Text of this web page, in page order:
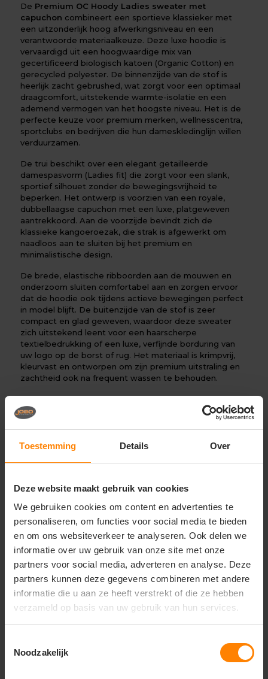
Toestemming Details Over
Deze website maakt gebruik van cookies
We gebruiken cookies om content en advertenties te
personaliseren, om functies voor social media te bieden
en om ons websiteverkeer te analyseren. Ook delen we
informatie over uw gebruik van onze site met onze
partners voor social media, adverteren en analyse. Deze
partners kunnen deze gegevens combineren met andere
informatie die u aan ze heeft verstrekt of die ze hebben
verzameld op basis van uw gebruik van hun services.
Noodzakelijk
De Premium OC Hoody Ladies sweater met
capuchon combineert een sportieve klassieker met
een uitzonderlijk hoog afwerkingsniveau en een
verantwoorde materiaalkeuze. Deze luxe hoodie is
vervaardigd uit een hoogwaardige mix van
gecertificeerd biologisch katoen (Organic Cotton) en
gerecycled polyester. De binnenzijde van de stof is
heerlijk zacht gebrushed, wat zorgt voor een optimaal
draagcomfort, uitstekende warmte-isolatie en een
ademend vermogen van het hoogste niveau. Het is de
perfecte keuze voor premium merken, wellnesscentra,
sportclubs en bedrijven die hun dameskledinglijn willen
verduurzamen.
De trui beschikt over een elegant getailleerde
damespasvorm (Ladies fit) die zorgt voor een slank,
sportief silhouet zonder de bewegingsvrijheid te
beperken. Het ontwerp is voorzien van een royale,
dubbellaagse capuchon met een luxe, platgeweven
aantrekkoord. Aan de voorzijde bevindt zich de
klassieke kangoeroezak, die strak is afgewerkt om
naadloos aan te sluiten bij het premium en
minimalistische design.
De brede, elastische ribboorden aan de mouwen en
onderzoom sluiten comfortabel aan en zorgen ervoor
dat de hoodie ook tijdens actieve bewegingen perfect
in model blijft. De buitenzijde van de stof is zeer
compact en glad geweven, waardoor deze sweater
zich uitstekend leent voor een haarscherpe
textielbedrukking of een luxe, verfijnde borduring van
uw logo op de borst of rug. Het materiaal is krimpvrij,
kleurvast en ontworpen om zijn premium uitstraling en
zachtheid ook na frequent wassen te behouden.
Perfect voor:
Luxe en comfortabele bedrijfskleding voor dames
in de retail, hospitality, wellness en creatieve
sector
Uniforme teamkleding voor premium
scholen
Hoogwaardige en duurzame merchandise voor
kledingmerken, corporate events en
Belangrijkste kenmerken:
Premium materiaalmix van biologisch
katoen (OC) en gerecycled polyester met een
zachte binnenzijde
Design:
dubbellaagse capuchon, luxe plat koord en een
Pasvorm:
Elegant getailleerde damespasvorm